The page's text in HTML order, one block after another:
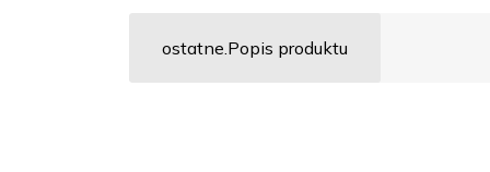
ostatne.Popis produktu